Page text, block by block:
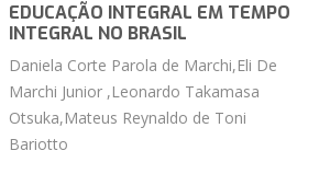
EDUCAÇÃO INTEGRAL EM TEMPO
INTEGRAL NO BRASIL
Daniela Corte Parola de Marchi,Eli De
Marchi Junior ,Leonardo Takamasa
Otsuka,Mateus Reynaldo de Toni
Bariotto